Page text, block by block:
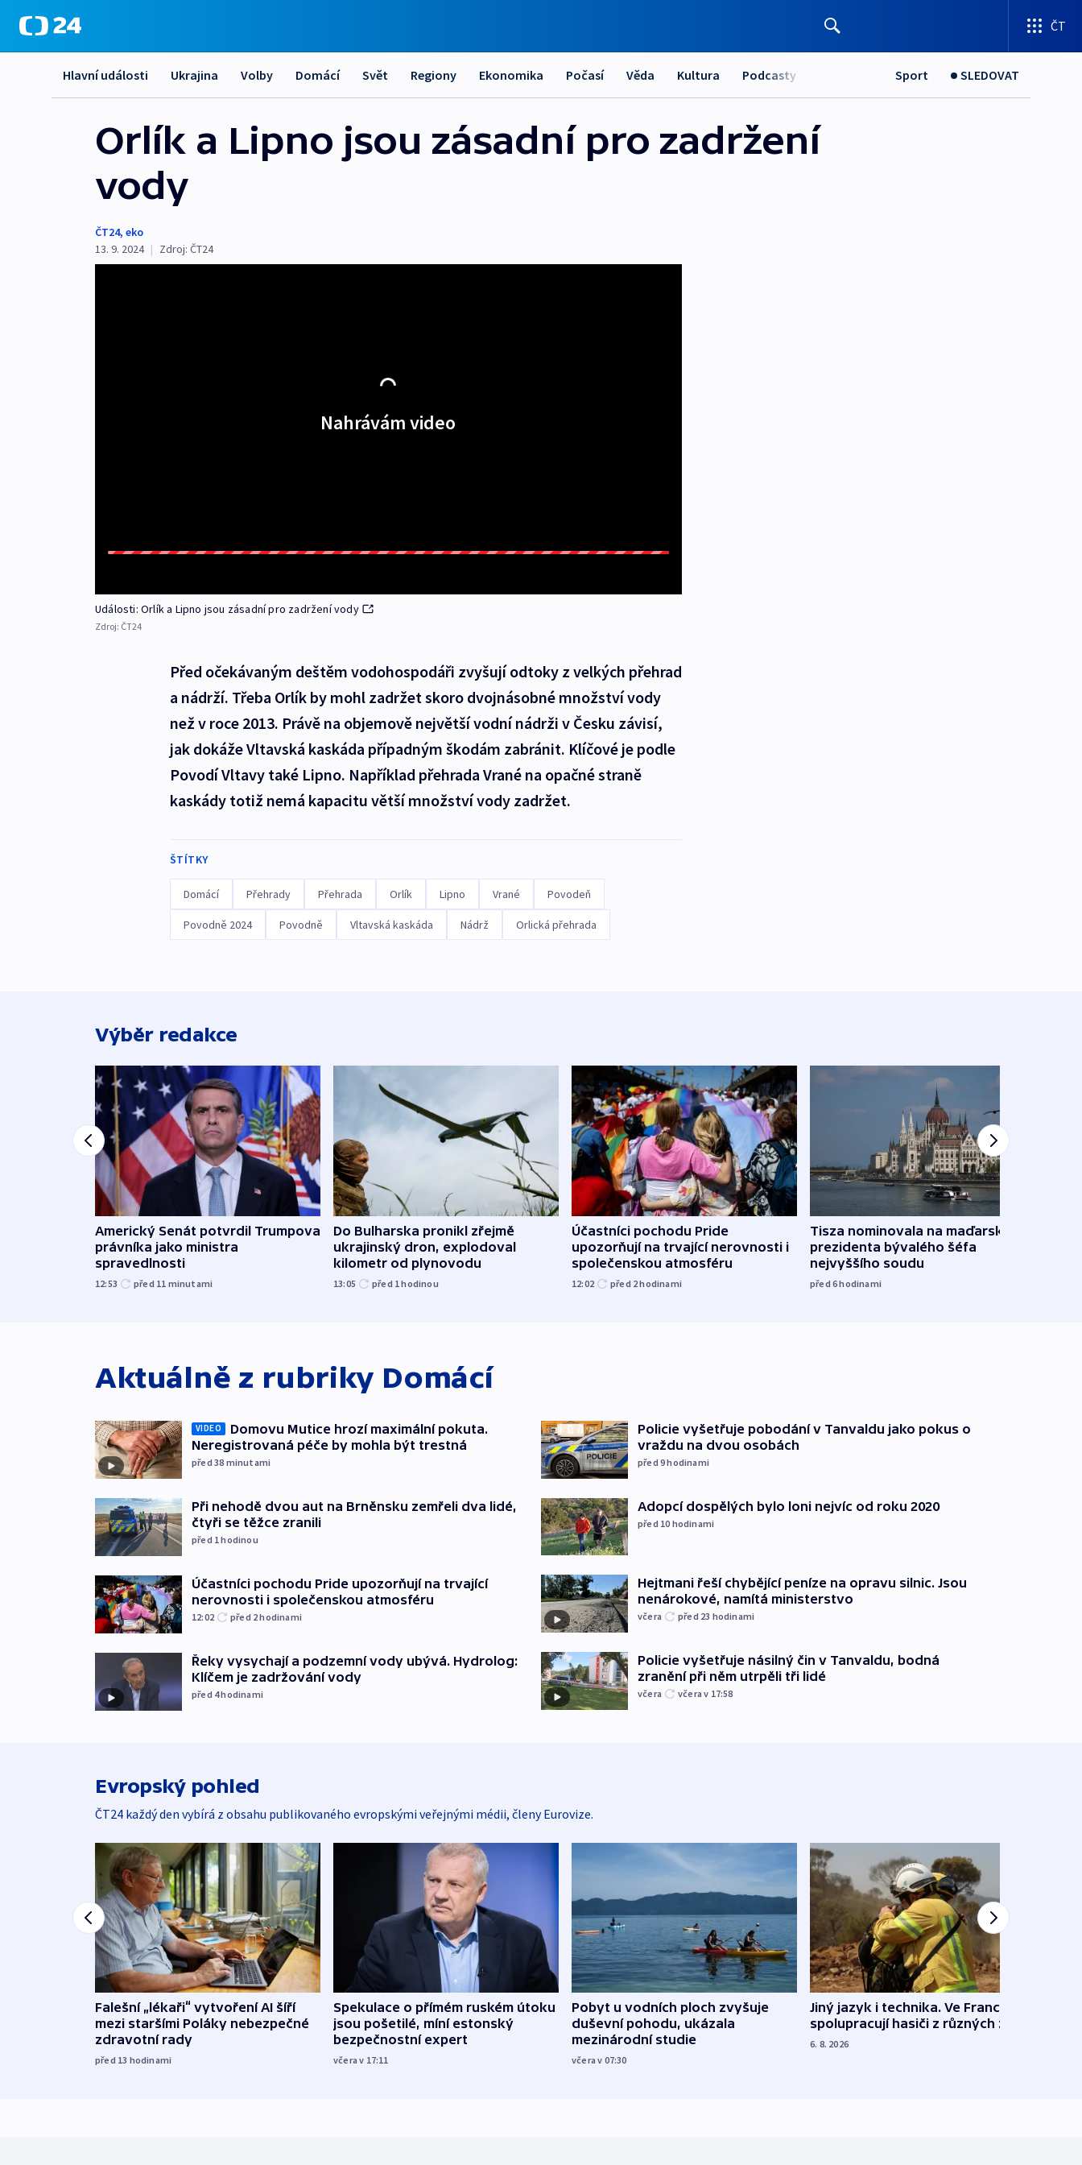
ČT
Hlavní události Ukrajina Volby Domácí Svět Regiony Ekonomika Počasí Věda Kultura Podcasty Sport SLEDOVAT
Orlík a Lipno jsou zásadní pro zadržení
vody
ČT24, eko
13. 9. 2024 | Zdroj: ČT24
Nahrávám video
Události: Orlík a Lipno jsou zásadní pro zadržení vody
Zdroj: ČT24
Před očekávaným deštěm vodohospodáři zvyšují odtoky z velkých přehrad
a nádrží. Třeba Orlík by mohl zadržet skoro dvojnásobné množství vody
než v roce 2013. Právě na objemově největší vodní nádrži v Česku závisí,
jak dokáže Vltavská kaskáda případným škodám zabránit. Klíčové je podle
Povodí Vltavy také Lipno. Například přehrada Vrané na opačné straně
kaskády totiž nemá kapacitu větší množství vody zadržet.
ŠTÍTKY
Domácí Přehrady Přehrada Orlík Lipno Vrané Povodeň
Povodně 2024 Povodně Vltavská kaskáda Nádrž Orlická přehrada
Výběr redakce
Americký Senát potvrdil Trumpova
právníka jako ministra
spravedlnosti
12:53 před 11 minutami
Do Bulharska pronikl zřejmě
ukrajinský dron, explodoval
kilometr od plynovodu
13:05 před 1hodinou
Účastníci pochodu Pride
upozorňují na trvající nerovnosti i
společenskou atmosféru
12:02 před 2hodinami
Tisza nominovala na maďarského
prezidenta bývalého šéfa
nejvyššího soudu
před 6hodinami
Aktuálně z rubriky Domácí
VIDEO
Domovu Mutice hrozí maximální pokuta.
Neregistrovaná péče by mohla být trestná
před 38 minutami
Při nehodě dvou aut na Brněnsku zemřeli dva lidé,
čtyři se těžce zranili
před 1hodinou
Účastníci pochodu Pride upozorňují na trvající
nerovnosti i společenskou atmosféru
12:02 před 2hodinami
Řeky vysychají a podzemní vody ubývá. Hydrolog:
Klíčem je zadržování vody
před 4hodinami
Policie vyšetřuje pobodání v Tanvaldu jako pokus o
vraždu na dvou osobách
před 9hodinami
Adopcí dospělých bylo loni nejvíc od roku 2020
před 10 hodinami
Hejtmani řeší chybějící peníze na opravu silnic. Jsou
nenárokové, namítá ministerstvo
včera před 23 hodinami
Policie vyšetřuje násilný čin v Tanvaldu, bodná
zranění při něm utrpěli tři lidé
včera včera v 17:58
Evropský pohled
ČT24 každý den vybírá z obsahu publikovaného evropskými veřejnými médii, členy Eurovize.
Falešní „lékaři“ vytvoření AI šíří
mezi staršími Poláky nebezpečné
zdravotní rady
před 13 hodinami
Spekulace o přímém ruském útoku
jsou pošetilé, míní estonský
bezpečnostní expert
včera v 17:11
Pobyt u vodních ploch zvyšuje
duševní pohodu, ukázala
mezinárodní studie
včera v 07:30
Jiný jazyk i technika. Ve Francii
spolupracují hasiči z různých zemí
6. 8. 2026